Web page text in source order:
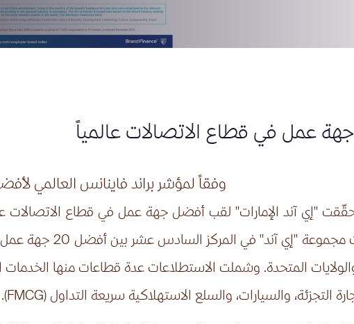
عمل في قطاع الاتصالات عالمياً
وفقاً لمؤشر براند فاينانس العالمي
"إي آند الإمارات" لقب أفضل جهة عمل في قطاع الاتصالات
للعام 2024،
والولايات المتحدة. وشملت الاستطلاعات عدة قطاعات منها الخدمات
التجزئة، والسيارات، والسلع الاستهلاكية سريعة التداول (FMCG
).